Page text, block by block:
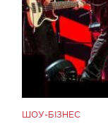
ШОУ-БІЗНЕС